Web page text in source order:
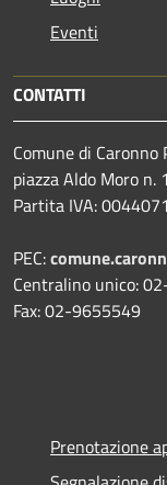
Eventi
CONTATTI
Comune di Caronno
piazza Aldo Moro
Partita IVA:
PEC:
Centralino unico:
Fax: 02-9655549
Prenotazione